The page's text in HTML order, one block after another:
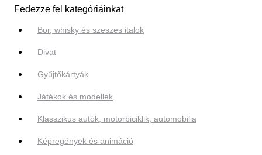
Fedezze fel kategóriáinkat
Bor, whisky és szeszes italok
Divat
Gyűjtőkártyák
Játékok és modellek
Klasszikus autók, motorbiciklik, automobilia
Képregények és animáció